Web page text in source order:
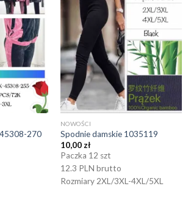
270
NOWOŚCI
Spodnie damskie 1035119
10,00zł
Paczka 12 szt
12.3 PLN brutto
Rozmiary 2XL/3XL-4XL/5XL